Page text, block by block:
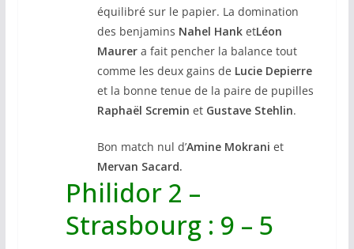
équilibré sur le papier. La domination
des benjamins Nahel Hank etLéon
Maurera fait pencher la balance tout
comme les deux gains de Lucie Depierre
et la bonne tenue de la paire de pupilles
Raphaël Scremin etGustave Stehlin.
Bon match nul d’Amine Mokrani et
Mervan Sacard.
Philidor 2 –
Strasbourg : 9 – 5